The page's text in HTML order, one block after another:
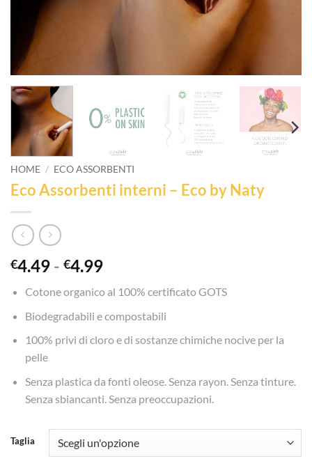
HOME / ECO ASSORBENTI
Eco Assorbenti interni – Eco by Naty
€4.49 - €4.99Fascia
prezzo:
da
€4.49
a
Cotone organico al 100% certificato GOTS
Biodegradabili e compostabili
100% privi di cloro e di sostanze chimiche nocive per la
pelle
Senza plastica da fonti oleose. Senza rayon. Senza tinture.
Senza sbiancanti. Senza preoccupazioni.
Taglia